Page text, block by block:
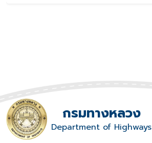
กรมทางหลวง
Department of Highways